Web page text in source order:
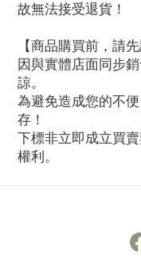
故無法接受退貨！
【商品購買前，請
因與實體店面同步
諒。
為避免造成您的不
存！
下標非立即成立買
權利。